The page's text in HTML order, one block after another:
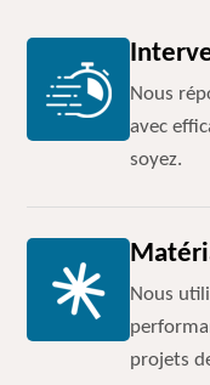
Nous
avec
soyez.
Nous
projets